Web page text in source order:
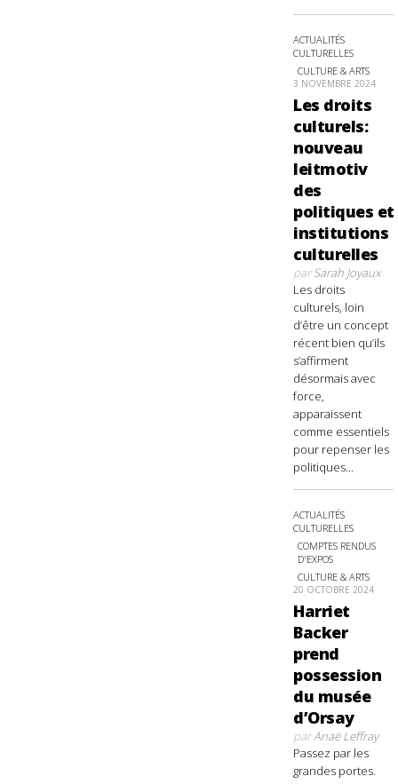
ACTUALITÉS
CULTURELLES
CULTURE & ARTS
3 NOVEMBRE 2024
Les droits
culturels:
nouveau
leitmotiv
des
politiques et
institutions
culturelles
parSarah Joyaux
Les droits
culturels, loin
d’être un concept
récent bien qu’ils
s’affirment
désormais avec
force,
apparaissent
comme essentiels
pour repenser les
politiques...
ACTUALITÉS
CULTURELLES
COMPTES RENDUS
D'EXPOS
CULTURE & ARTS
20 OCTOBRE 2024
Harriet
Backer
prend
possession
du musée
d’Orsay
parAnaë Leffray
Passez par les
grandes portes.